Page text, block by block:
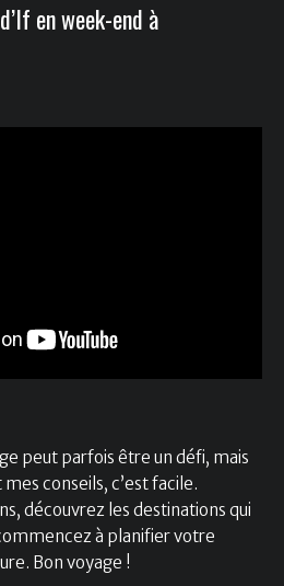
en week-end à
peut parfois être un défi, mais
conseils, c’est facile.
découvrez les destinations qui
à planifier votre
Bon voyage !